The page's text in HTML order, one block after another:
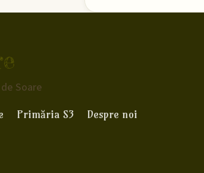
Soare
Primăria S3 Despre noi